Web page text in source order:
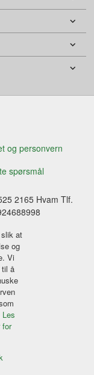
og personvern
spørsmål
2165 Hvam Tlf.
at
og
Vi
å
Les
for